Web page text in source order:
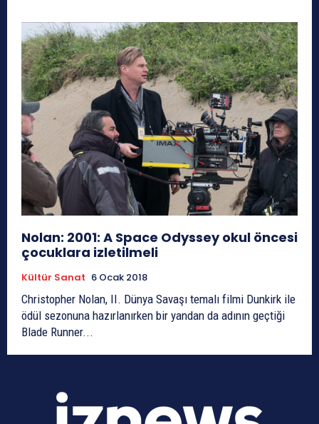
Nolan: 2001: A Space Odyssey okul öncesi
çocuklara izletilmeli
Kültür Sanat 6 Ocak 2018
Christopher Nolan, II. Dünya Savaşı temalı filmi Dunkirk ile
ödül sezonuna hazırlanırken bir yandan da adının geçtiği
Blade Runner...